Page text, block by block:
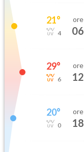
21°
4
ore
06
29°
6
ore
12
20°
0
ore
18